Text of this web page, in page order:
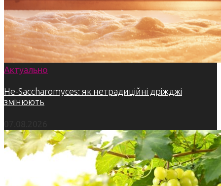
Актуально
Не-Saccharomyces: як нетрадиційні дріжджі
змінюють